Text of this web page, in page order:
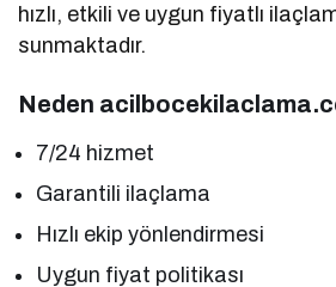
hızlı, etkili ve uygun fiyatlı
sunmaktadır.
Neden
7/24 hizmet
Garantili ilaçlama
Hızlı ekip yönlendirmesi
Uygun fiyat politikası